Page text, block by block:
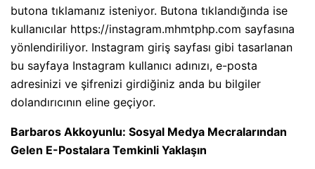
butona tıklamanız isteniyor. Butona tıklandığında ise
kullanıcılar https://instagram.mhmtphp.com sayfasına
yönlendiriliyor. Instagram giriş sayfası gibi tasarlanan
bu sayfaya Instagram kullanıcı adınızı, e-posta
adresinizi ve şifrenizi girdiğiniz anda bu bilgiler
dolandırıcının eline geçiyor.
Barbaros Akkoyunlu: Sosyal Medya Mecralarından
Gelen E-Postalara Temkinli Yaklaşın